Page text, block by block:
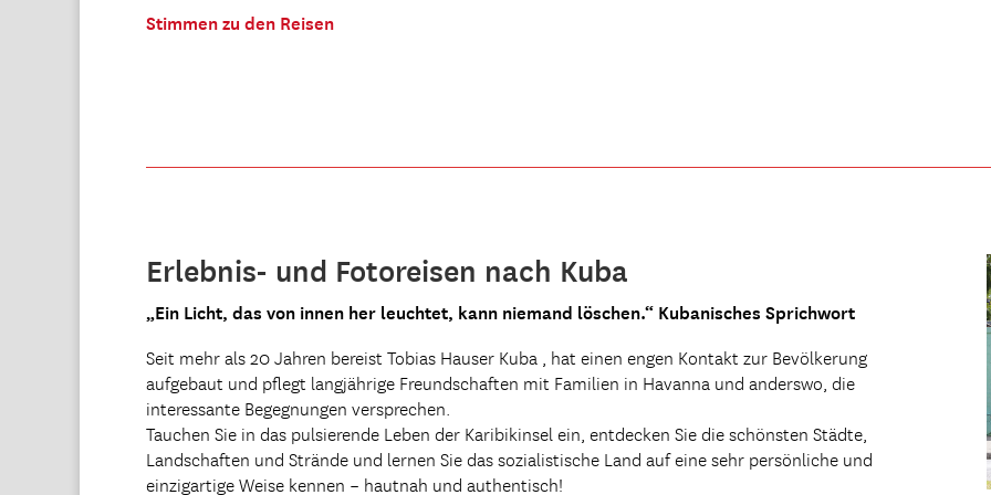
Stimmen zu den Reisen
Erlebnis- und Fotoreisen nach Kuba
„Ein Licht, das von innen her leuchtet, kann niemand löschen.“ Kubanisches Sprichwort
Seit mehr als 20 Jahren bereist Tobias Hauser Kuba , hat einen engen Kontakt zur Bevölkerung
aufgebaut und pflegt langjährige Freundschaften mit Familien in Havanna und anderswo, die
interessante Begegnungen versprechen.
Tauchen Sie in das pulsierende Leben der Karibikinsel ein, entdecken Sie die schönsten Städte,
Landschaften und Strände und lernen Sie das sozialistische Land auf eine sehr persönliche und
einzigartige Weise kennen – hautnah und authentisch!